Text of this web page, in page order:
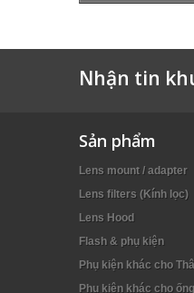
Nhận tin
Sản phẩm
Lens mount / adapter
Lens filters (Kính lọc)
Lens Hood
Flash & phụ kiện
Phụ kiện khác cho
Phụ kiện khác cho